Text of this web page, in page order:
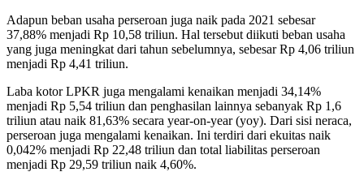
Adapun beban usaha perseroan juga naik pada 2021 sebesar
37,88% menjadi Rp 10,58 triliun. Hal tersebut diikuti beban usaha
yang juga meningkat dari tahun sebelumnya, sebesar Rp 4,06 triliun
menjadi Rp 4,41 triliun.
Laba kotor LPKR juga mengalami kenaikan menjadi 34,14%
menjadi Rp 5,54 triliun dan penghasilan lainnya sebanyak Rp 1,6
triliun atau naik 81,63% secara year-on-year (yoy). Dari sisi neraca,
perseroan juga mengalami kenaikan. Ini terdiri dari ekuitas naik
0,042% menjadi Rp 22,48 triliun dan total liabilitas perseroan
menjadi Rp 29,59 triliun naik 4,60%.